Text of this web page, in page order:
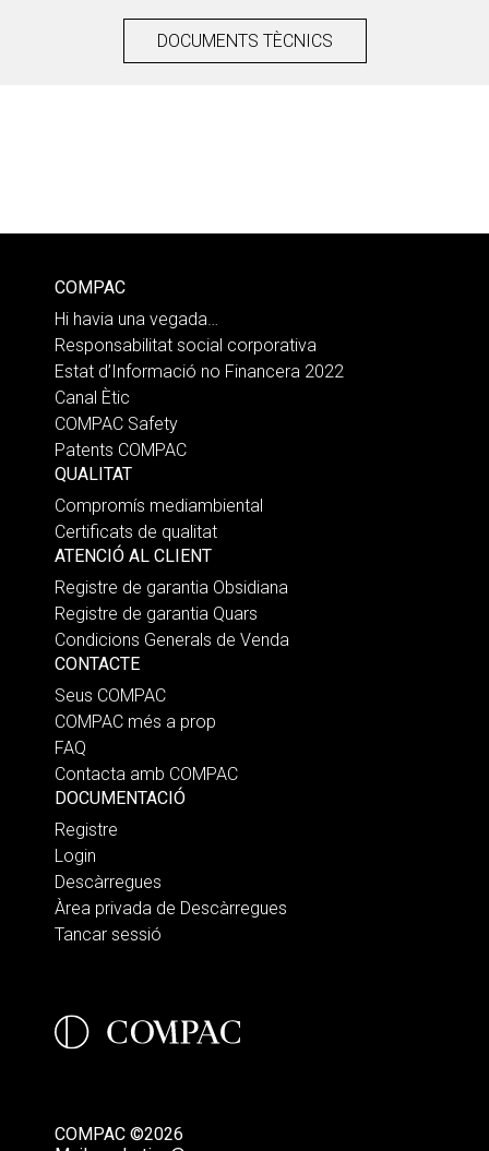
DOCUMENTS TÈCNICS
COMPAC
Hi havia una vegada…
Responsabilitat social corporativa
Estat d’Informació no Financera 2022
Canal Ètic
COMPAC Safety
Patents COMPAC
QUALITAT
Compromís mediambiental
Certificats de qualitat
ATENCIÓ AL CLIENT
Registre de garantia Obsidiana
Registre de garantia Quars
Condicions Generals de Venda
CONTACTE
Seus COMPAC
COMPAC més a prop
FAQ
Contacta amb COMPAC
DOCUMENTACIÓ
Registre
Login
Descàrregues
Àrea privada de Descàrregues
Tancar sessió
COMPAC ©2026